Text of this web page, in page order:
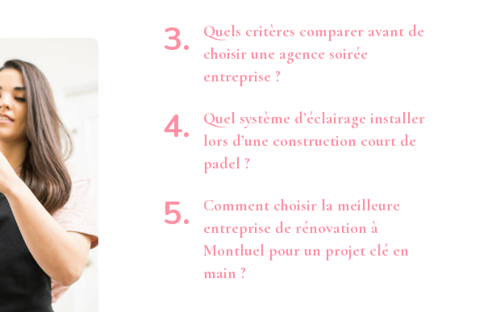
Quels critères comparer avant de
choisir une agence soirée
entreprise ?
Quel système d’éclairage installer
lors d’une construction court de
padel ?
Comment choisir la meilleure
entreprise de rénovation à
Montluel pour un projet clé en
main ?